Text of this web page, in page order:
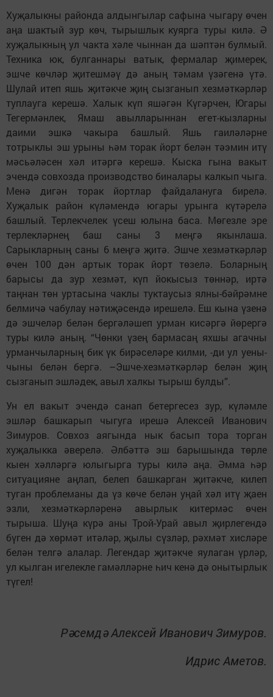
Хуҗалыкны районда алдынгылар сафына чыгару өчен
аңа шактый зур көч, тырышлык куярга туры килә. Ә
хуҗалыкның ул чакта хәле чыннан да шәптән булмый.
Техника юк, булганнары ватык, фермалар җимерек,
эшче көчләр җитешмәү дә аның тәмам үзәгенә үтә.
Шулай итеп яшь җитәкче җиң сызганып хезмәткәрләр
туплауга керешә. Халык күп яшәгән Күгәрчен, Югары
Тегермәнлек, Ямаш авылларыннан егет-кызларны
даими эшкә чакыра башлый. Яшь гаиләләрне
тотрыклы эш урыны һәм торак йорт белән тәэмин итү
мәсьәләсен хәл итәргә керешә. Кыска гына вакыт
эчендә совхозда производство биналары калкып чыга.
Менә дигән торак йортлар файдалануга бирелә.
Хуҗалык район күләмендә югары урынга күтәрелә
башлый. Терлекчелек үсеш юлына баса. Мөгезле эре
терлекләрнең баш саны 3 меңгә якынлаша.
Сарыкларның саны 6 меңгә җитә. Эшче хезмәткәрләр
өчен 100 дән артык торак йорт төзелә. Боларның
барысы да зур хезмәт, күп йокысыз төннәр, иртә
таңнан төн уртасына чаклы туктаусыз ялны-бәйрәмне
белмичә чабулау нәтиҗәсендә ирешелә. Еш кына үзенә
дә эшчеләр белән бергәләшеп урман кисәргә йөрергә
туры килә аның. “Чөнки үзең бармасаң яхшы агачны
урманчыларның бик үк бирәселәре килми, -ди ул уены-
чыны белән бергә. –Эшче-хезмәткәрләр белән җиң
сызганып эшләдек, авыл халкы тырыш булды”.
Ун ел вакыт эчендә санап бетергесез зур, күләмле
эшләр башкарып чыгуга ирешә Алексей Иванович
Зимуров. Совхоз аягында нык басып тора торган
хуҗалыкка әверелә. Әлбәттә эш барышында төрле
кыен хәлләргә юлыгырга туры килә аңа. Әмма һәр
ситуацияне аңлап, белеп башкарган җитәкче, килеп
туган проблеманы да үз көче белән уңай хәл итү җаен
эзли, хезмәткәрләренә авырлык китермәс өчен
тырыша. Шуңа күрә аны Трой-Урай авыл җирлегендә
бүген дә хөрмәт итәләр, җылы сүзләр, рәхмәт хисләре
белән телгә алалар. Легендар җитәкче яулаган үрләр,
ул кылган игелекле гамәлләрне һич кенә дә онытырлык
түгел!
Рәсемдә Алексей Иванович Зимуров.
Идрис Аметов.